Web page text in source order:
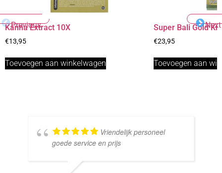
Previous
Kanna Extract 10X
€13,95
Toevoegen aan winkelwagen
Super Bali Gold
€23,95
Toevoegen aan
Next
Vriendelijk personeel
goede service en prijs